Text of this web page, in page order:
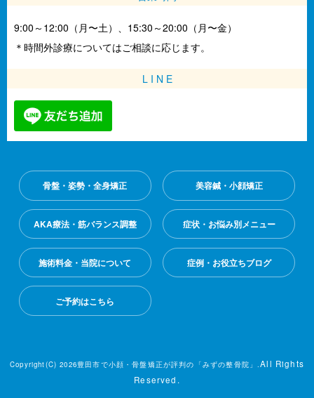
9:00～12:00（月〜土）、15:30～20:00（月〜金）
＊時間外診療についてはご相談に応じます。
L I N E
骨盤・姿勢・全身矯正 美容鍼・小顔矯正
AKA療法・筋バランス調整 症状・お悩み別メニュー
施術料金・当院について 症例・お役立ちブログ
ご予約はこちら
Copyright(C) 2026豊田市で小顔・骨盤矯正が評判の「みずの整骨院」.All Rights
Reserved.